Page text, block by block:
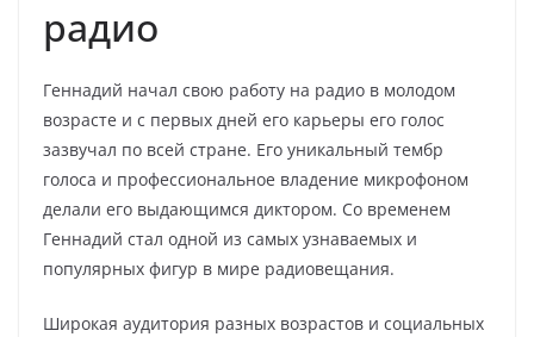
радио
Геннадий начал свою работу на радио в молодом
возрасте и с первых дней его карьеры его голос
зазвучал по всей стране. Его уникальный тембр
голоса и профессиональное владение микрофоном
делали его выдающимся диктором. Со временем
Геннадий стал одной из самых узнаваемых и
популярных фигур в мире радиовещания.
Широкая аудитория разных возрастов и социальных